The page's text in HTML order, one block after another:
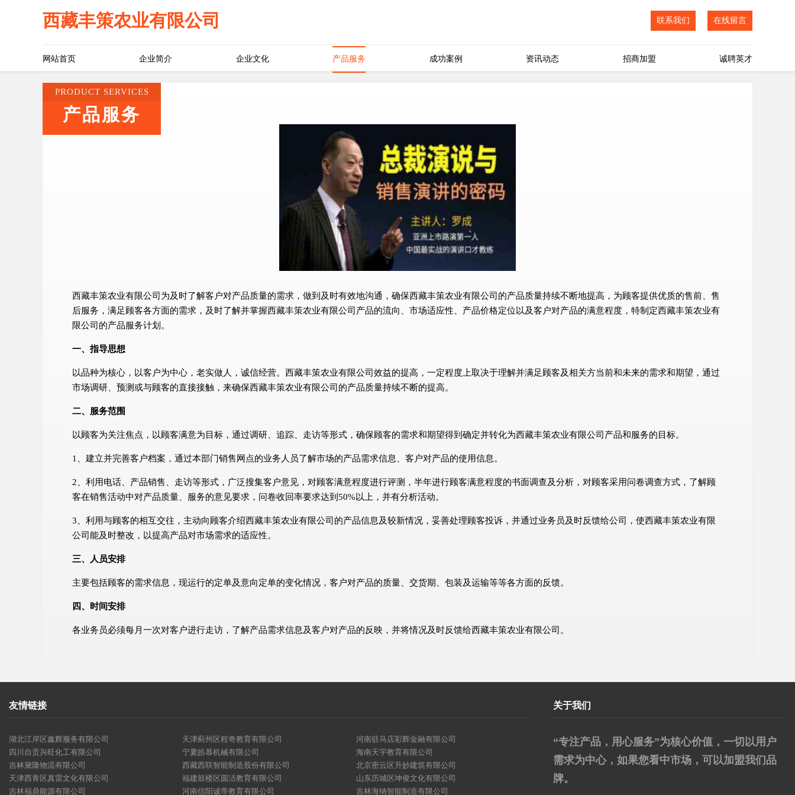
西藏丰策农业有限公司 联系我们 在线留言
网站首页 企业简介 企业文化 产品服务 成功案例 资讯动态 招商加盟 诚聘英才
PRODUCT SERVICES
产品服务
西藏丰策农业有限公司为及时了解客户对产品质量的需求，做到及时有效地沟通，确保西藏丰策农业有限公司的产品质量持续不断地提高，为顾客提供优质的售前、售
后服务，满足顾客各方面的需求，及时了解并掌握西藏丰策农业有限公司产品的流向、市场适应性、产品价格定位以及客户对产品的满意程度，特制定西藏丰策农业有
限公司的产品服务计划。
一、指导思想
以品种为核心，以客户为中心，老实做人，诚信经营。西藏丰策农业有限公司效益的提高，一定程度上取决于理解并满足顾客及相关方当前和未来的需求和期望，通过
市场调研、预测或与顾客的直接接触，来确保西藏丰策农业有限公司的产品质量持续不断的提高。
二、服务范围
以顾客为关注焦点，以顾客满意为目标，通过调研、追踪、走访等形式，确保顾客的需求和期望得到确定并转化为西藏丰策农业有限公司产品和服务的目标。
1、建立并完善客户档案，通过本部门销售网点的业务人员了解市场的产品需求信息、客户对产品的使用信息。
2、利用电话、产品销售、走访等形式，广泛搜集客户意见，对顾客满意程度进行评测，半年进行顾客满意程度的书面调查及分析，对顾客采用问卷调查方式，了解顾
客在销售活动中对产品质量、服务的意见要求，问卷收回率要求达到50%以上，并有分析活动。
3、利用与顾客的相互交往，主动向顾客介绍西藏丰策农业有限公司的产品信息及较新情况，妥善处理顾客投诉，并通过业务员及时反馈给公司，使西藏丰策农业有限
公司能及时整改，以提高产品对市场需求的适应性。
三、人员安排
主要包括顾客的需求信息，现运行的定单及意向定单的变化情况，客户对产品的质量、交货期、包装及运输等等各方面的反馈。
四、时间安排
各业务员必须每月一次对客户进行走访，了解产品需求信息及客户对产品的反映，并将情况及时反馈给西藏丰策农业有限公司。
友情链接
湖北江岸区鑫辉服务有限公司 天津蓟州区程奇教育有限公司
河南驻马店彩辉金融有限公司
四川自贡兴旺化工有限公司
宁夏皓慕机械有限公司
海南天宇教育有限公司
吉林黛隆物流有限公司
西藏西联智能制造股份有限公司
北京密云区升妙建筑有限公司
天津西青区真雷文化有限公司
福建鼓楼区圆洁教育有限公司
山东历城区坤俊文化有限公司
吉林福鼎能源有限公司
河南信阳诚帝教育有限公司 吉林海纳智能制造有限公司
关于我们
“专注产品，用心服务”为核心价值，一切以用户
需求为中心，如果您看中市场，可以加盟我们品
牌。